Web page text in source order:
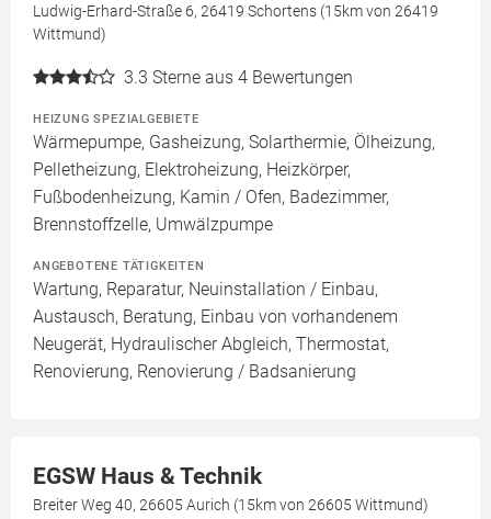
Ludwig-Erhard-Straße 6, 26419 Schortens (15km von 26419
Wittmund)
3.3 Sterne aus 4 Bewertungen
HEIZUNG SPEZIALGEBIETE
Wärmepumpe, Gasheizung, Solarthermie, Ölheizung,
Pelletheizung, Elektroheizung, Heizkörper,
Fußbodenheizung, Kamin / Ofen, Badezimmer,
Brennstoffzelle, Umwälzpumpe
ANGEBOTENE TÄTIGKEITEN
Wartung, Reparatur, Neuinstallation / Einbau,
Austausch, Beratung, Einbau von vorhandenem
Neugerät, Hydraulischer Abgleich, Thermostat,
Renovierung, Renovierung / Badsanierung
EGSW Haus & Technik
Breiter Weg 40, 26605 Aurich (15km von 26605 Wittmund)